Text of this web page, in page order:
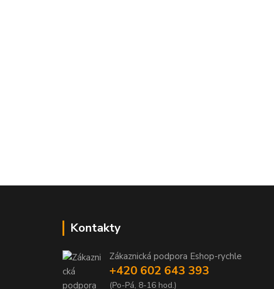
Kontakty
Zákaznická podpora Eshop-rychle
+420 602 643 393
(Po-Pá, 8-16 hod.)